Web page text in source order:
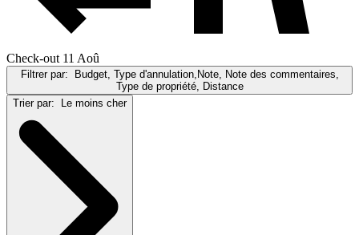
Check-out 11 Aoû
Filtrer par:
Budget, Type d'annulation,Note, Note des commentaires,
Type de propriété, Distance
Trier par:
Le moins cher